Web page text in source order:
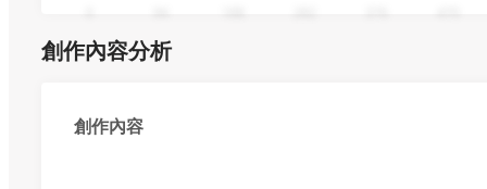
創作內容分析
創作內容